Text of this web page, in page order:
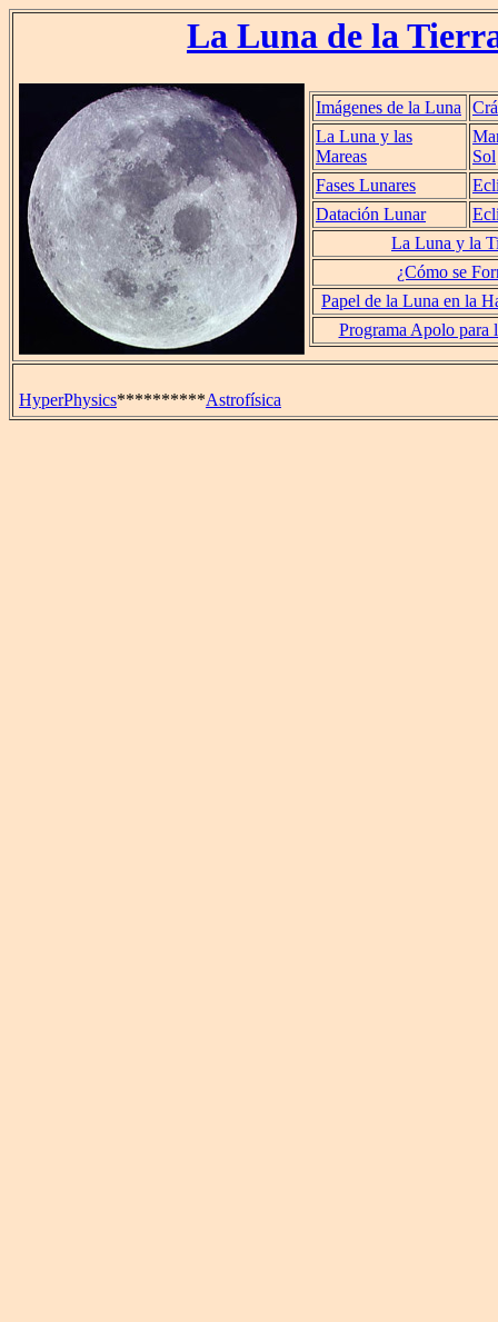
La Luna de la
Imágenes de la Luna
La Luna y las
Mareas
Sol
Fases Lunares
Datación Lunar
La Luna y la
¿Cómo se
Papel de la Luna en la
Programa Apolo para
HyperPhysics**********Astrofísica